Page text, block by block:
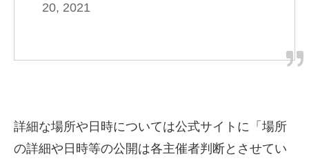
20, 2021
詳細な場所や日時については公式サイトに「場所
の詳細や日時等の公開は各主催者判断とさせてい